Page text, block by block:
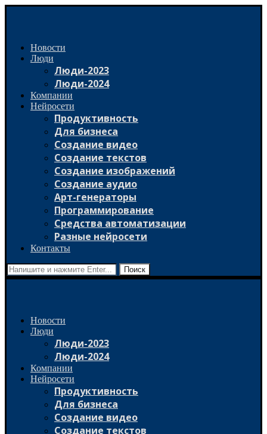
Новости
Люди
Люди-2023
Люди-2024
Компании
Нейросети
Продуктивность
Для бизнеса
Создание видео
Создание текстов
Создание изображений
Создание аудио
Арт-генераторы
Программирование
Средства автоматизации
Разные нейросети
Контакты
Поиск
Новости
Люди
Люди-2023
Люди-2024
Компании
Нейросети
Продуктивность
Для бизнеса
Создание видео
Создание текстов